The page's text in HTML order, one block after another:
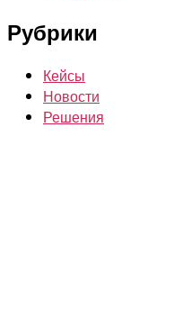
Рубрики
Кейсы
Новости
Решения